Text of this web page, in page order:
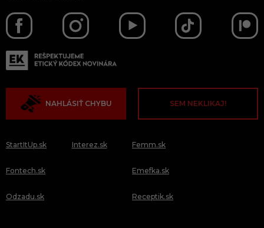
NAHLÁSIŤ CHYBU SEM NEKLIKAJ!
StartItUp.sk
Fontech.sk
Odzadu.sk
Interez.sk Femm.sk
Emefka.sk
Receptik.sk